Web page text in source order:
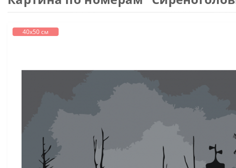
40х50 см